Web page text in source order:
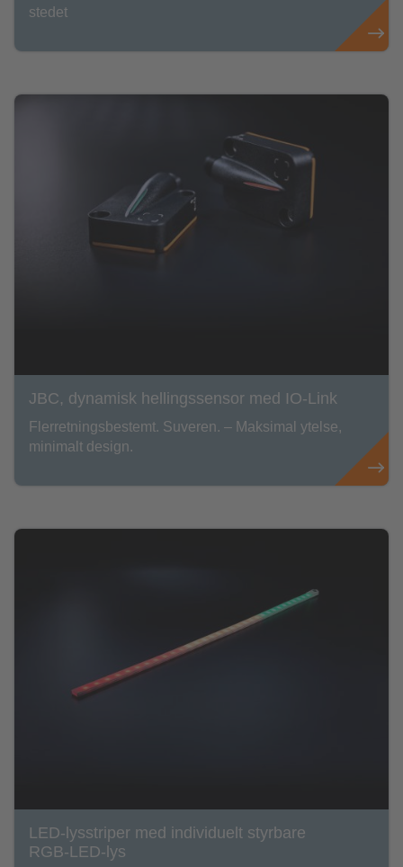
stedet
JBC, dynamisk hellingssensor med IO-Link
Flerretningsbestemt. Suveren. – Maksimal ytelse,
minimalt design.
LED-lysstriper med individuelt styrbare
RGB-LED-lys